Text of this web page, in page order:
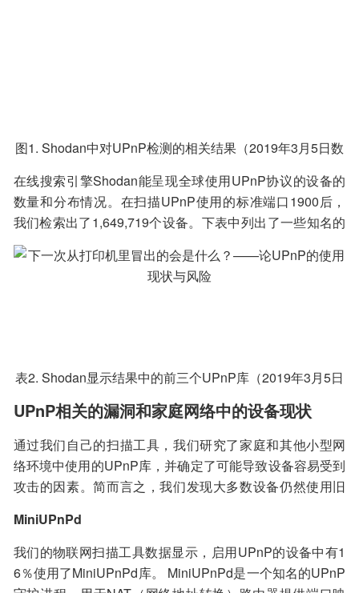
图1. Shodan中对UPnP检测的相关结果（2019年3月5日数
在线搜索引擎Shodan能呈现全球使用UPnP协议的设备的
数量和分布情况。在扫描UPnP使用的标准端口1900后，
我们检索出了1,649,719个设备。下表中列出了一些知名的
UPnP库，MiniUPnPd和Custom（Broadcom的UPnP库）
是大多数检索设备所使用的。
表2. Shodan显示结果中的前三个UPnP库（2019年3月5日
数据）
UPnP相关的漏洞和家庭网络中的设备现状
通过我们自己的扫描工具，我们研究了家庭和其他小型网
络环境中使用的UPnP库，并确定了可能导致设备容易受到
攻击的因素。简而言之，我们发现大多数设备仍然使用旧
布多年。
MiniUPnPd
我们的物联网扫描工具数据显示，启用UPnP的设备中有1
6％使用了MiniUPnPd库。 MiniUPnPd是一个知名的UPnP